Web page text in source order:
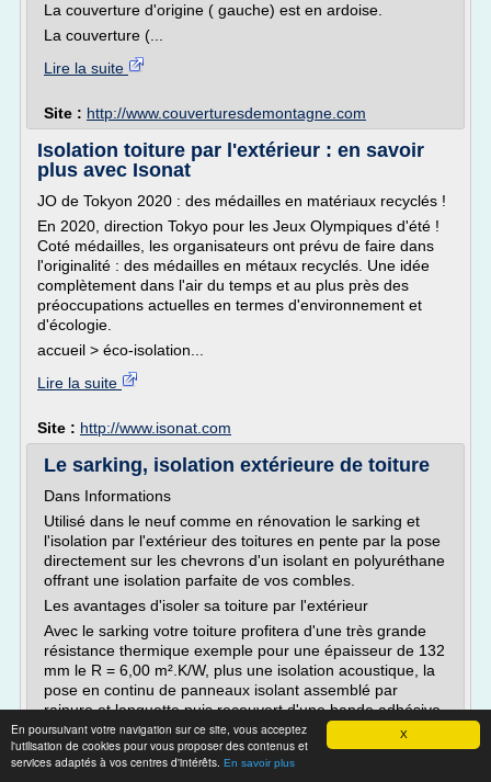
X
En poursuivant votre navigation sur ce site, vous acceptez
l'utilisation de cookies pour vous proposer des contenus et
services adaptés à vos centres d'intérêts. En savoir plus
La couverture d'origine ( gauche) est en ardoise.
La couverture (...
Lire la suite
Site : http://www.couverturesdemontagne.com
Isolation toiture par l'extérieur : en savoir
plus avec Isonat
JO de Tokyon 2020 : des médailles en matériaux recyclés !
En 2020, direction Tokyo pour les Jeux Olympiques d'été !
Coté médailles, les organisateurs ont prévu de faire dans
l'originalité : des médailles en métaux recyclés. Une idée
complètement dans l'air du temps et au plus près des
préoccupations actuelles en termes d'environnement et
d'écologie.
accueil > éco-isolation...
Lire la suite
Site : http://www.isonat.com
Le sarking, isolation extérieure de toiture
Dans Informations
Utilisé dans le neuf comme en rénovation le sarking et
l'isolation par l'extérieur des toitures en pente par la pose
directement sur les chevrons d'un isolant en polyuréthane
offrant une isolation parfaite de vos combles.
Les avantages d'isoler sa toiture par l'extérieur
Avec le sarking votre toiture profitera d'une très grande
résistance thermique exemple pour une épaisseur de 132
mm le R = 6,00 m².K/W, plus une isolation acoustique, la
pose en continu de panneaux isolant assemblé par
rainure et languette puis recouvert d'une bande adhésive
garantie l'étanchéité à l'air obligatoire dans...
Lire la suite